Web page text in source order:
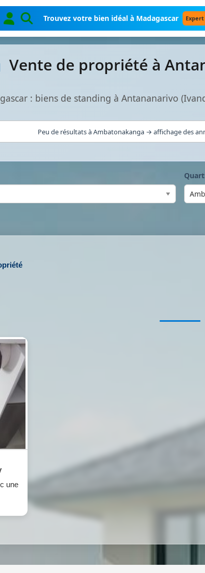
Trouvez votre bien idéal à Madagascar
Vente de propriété à
: biens de standing à Antananarivo
Peu de résultats à Ambatonakanga → affichage des
une